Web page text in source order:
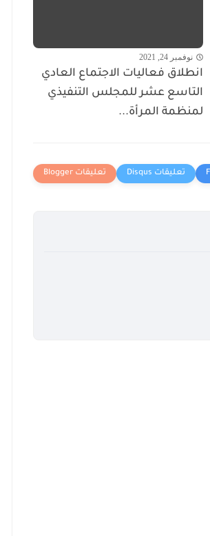
نوفمبر 24, 2021
انطلاق فعاليات الاجتماع العادي
التاسع عشر للمجلس التنفيذي
لمنظمة المرأة...